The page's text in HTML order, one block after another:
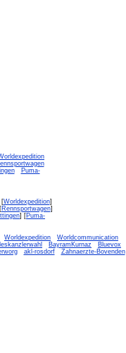
Puma-
[Worldexpedition]
Rennsportwagen]
] [Puma-
Worldexpedition
Worldcommunication
BayramKurnaz
Bluevox
akl-rosdorf
Zahnaerzte-Bovenden